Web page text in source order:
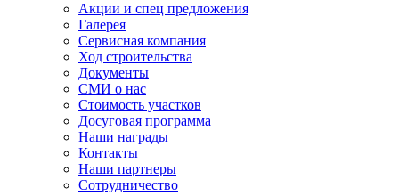
Акции и спец предложения
Галерея
Сервисная компания
Ход строительства
Документы
СМИ о нас
Стоимость участков
Досуговая программа
Наши награды
Контакты
Наши партнеры
Сотрудничество